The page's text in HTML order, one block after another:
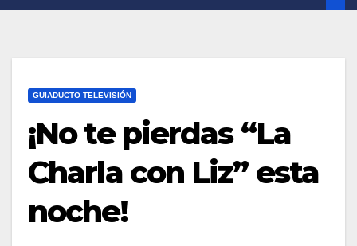
c
GUIADUCTO TELEVISIÓN
¡No te pierdas “La
Charla con Liz” esta
noche!